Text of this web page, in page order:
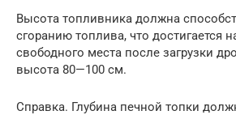
Высота топливника должна
сгоранию топлива, что достигается
свободного места после загрузки
высота 80—100 см.
Справка. Глубина печной топки